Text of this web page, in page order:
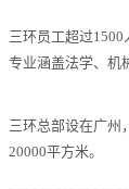
三环员工超过1500
专业涵盖法学、机
三环总部设在广州
20000平方米。